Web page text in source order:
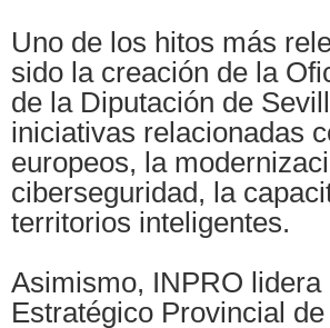
Uno de los hitos más
sido la creación de la
de la Diputación de
iniciativas relacionadas
europeos, la
ciberseguridad, la
territorios inteligentes.
Asimismo, INPRO
Estratégico Provincial